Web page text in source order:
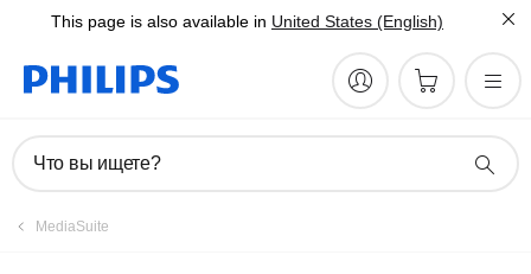
This page is also available in United States (English)
Что вы ищете?
MediaSuite